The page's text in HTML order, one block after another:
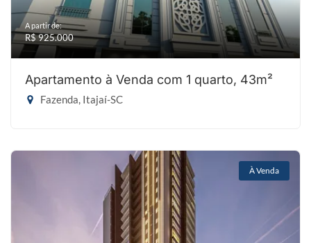
A partir de:
R$ 925.000
Apartamento à Venda com 1 quarto, 43m²
Fazenda, Itajaí-SC
À Venda